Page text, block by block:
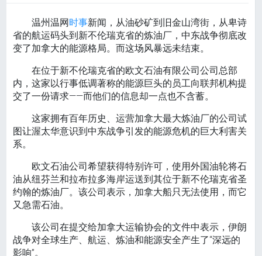
温州温网时事新闻，从油砂矿到旧金山湾街，从卑诗
省的航运码头到新不伦瑞克省的炼油厂，中东战争彻底改
变了加拿大的能源格局。而这场风暴远未结束。
在位于新不伦瑞克省的欧文石油有限公司公司总部
内，这家以行事低调著称的能源巨头的员工向联邦机构提
交了一份请求——而他们的信息却一点也不含蓄。
这家拥有百年历史、运营加拿大最大炼油厂的公司试
图让渥太华意识到中东战争引发的能源危机的巨大利害关
系。
欧文石油公司希望获得特别许可，使用外国油轮将石
油从纽芬兰和拉布拉多海岸运送到其位于新不伦瑞克省圣
约翰的炼油厂。该公司表示，加拿大船只无法使用，而它
又急需石油。
该公司在提交给加拿大运输协会的文件中表示，伊朗
战争对全球生产、航运、炼油和能源安全产生了“深远的
影响”。